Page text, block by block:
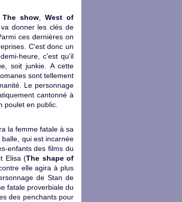
The show, West of
donner les clés de
ces dernières on
C'est donc un
heure, c'est qu'il
soit junkie. A cette
sont tellement
Le personnage
cantonné à
poulet en public.
la femme fatale à sa
qui est incarnée
enfants des films du
Elisa (The shape of
elle agira à plus
de Stan de
fatale proverbiale du
des penchants pour